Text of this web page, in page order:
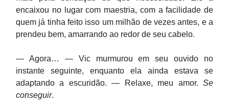
encaixou no lugar com maestria, com a facilidade de
quem já tinha feito isso um milhão de vezes antes, e a
prendeu bem, amarrando ao redor de seu cabelo.
— Agora… — Vic murmurou em seu ouvido no
instante seguinte, enquanto ela ainda estava se
adaptando a escuridão. — Relaxe, meu amor. Se
conseguir.